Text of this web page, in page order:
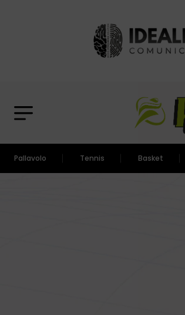
Pallavolo Tennis Basket